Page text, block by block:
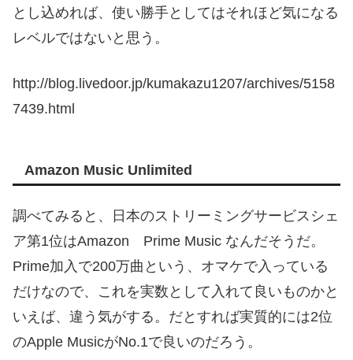
とし込めれば、使い勝手としてはそれほど気になる
レベルではないと思う。
http://blog.livedoor.jp/kumakazu1207/archives/5158
7439.html
Amazon Music Unlimited
調べてみると、日本のストリーミングサービスシェ
ア第1位はAmazon Prime Music なんだそうだ。
Prime加入で200万曲という、オマケで入っている
だけなので、これを実数として入れて良いものかと
いえば、違う気がする。だとすれば実質的には2位
のApple MusicがNo.1で良いのだろう。